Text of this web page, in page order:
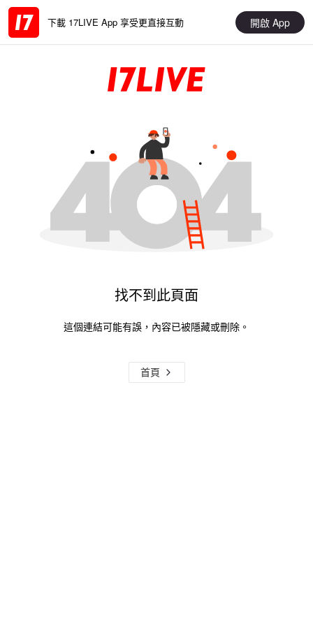
下載 17LIVE App 享受更直接互動 開啟 App
找不到此頁面
這個連結可能有誤，內容已被隱藏或刪除。
首頁